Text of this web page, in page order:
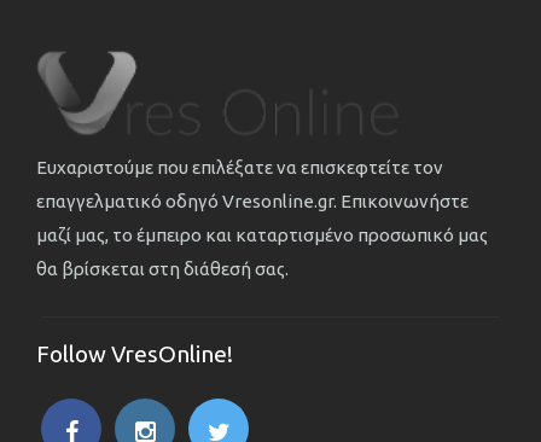
Ευχαριστούμε που επιλέξατε να επισκεφτείτε τον
επαγγελματικό οδηγό Vresonline.gr. Επικοινωνήστε
μαζί μας, το έμπειρο και καταρτισμένο προσωπικό μας
θα βρίσκεται στη διάθεσή σας.
Follow VresOnline!